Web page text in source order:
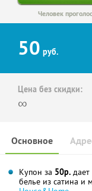
Человек
50 руб.
Цена без скидки:
∞
Основное
Купон за 50р.
белье из сатина и